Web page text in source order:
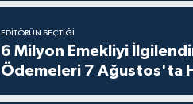
EDITÖRÜN SEÇTIĞI
6 Milyon Emekliyi
Ödemeleri 7 Ağustos'ta